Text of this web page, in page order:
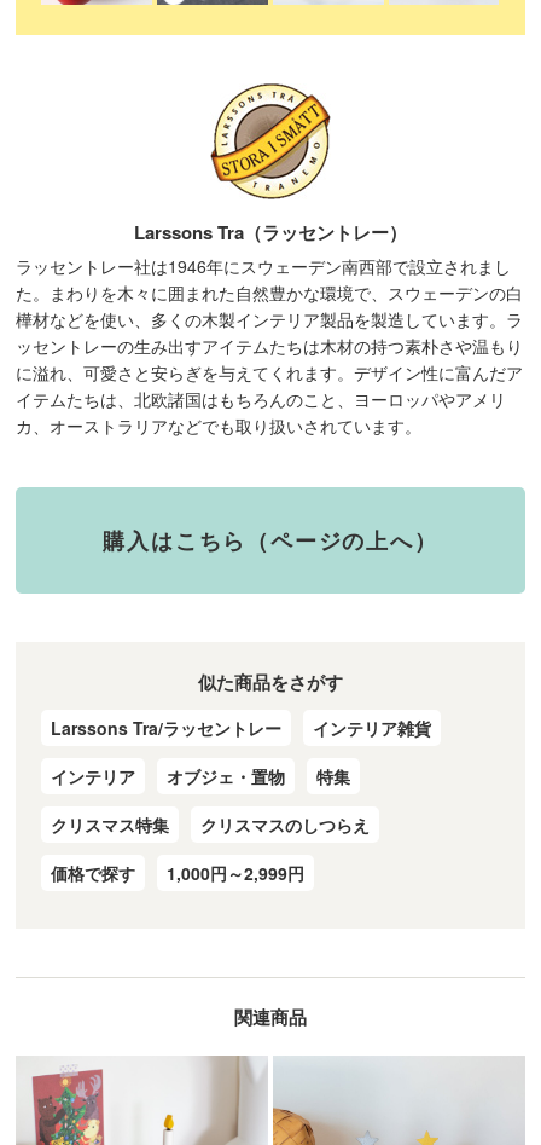
Larssons Tra（ラッセントレー）
ラッセントレー社は1946年にスウェーデン南西部で設立されまし
た。まわりを木々に囲まれた自然豊かな環境で、スウェーデンの白
樺材などを使い、多くの木製インテリア製品を製造しています。ラ
ッセントレーの生み出すアイテムたちは木材の持つ素朴さや温もり
に溢れ、可愛さと安らぎを与えてくれます。デザイン性に富んだア
イテムたちは、北欧諸国はもちろんのこと、ヨーロッパやアメリ
カ、オーストラリアなどでも取り扱いされています。
購入はこちら（ページの上へ）
似た商品をさがす
Larssons Tra/ラッセントレー
インテリア雑貨
インテリア
オブジェ・置物
特集
クリスマス特集
クリスマスのしつらえ
価格で探す
1,000円～2,999円
関連商品